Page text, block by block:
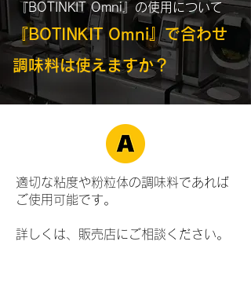
『BOTINKIT Omni』の使用について
『BOTINKIT Omni』で合わせ
調味料は使えますか？
適切な粘度や粉粒体の調味料であれば
ご使用可能です。
詳しくは、販売店にご相談ください。